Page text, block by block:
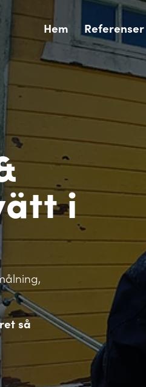
Hem Referenser
i
så